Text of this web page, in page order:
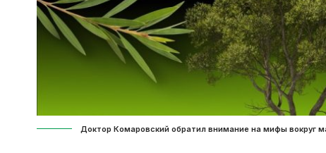
Доктор Комаровский обратил внимание на мифы вокруг